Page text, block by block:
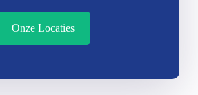
Onze Locaties